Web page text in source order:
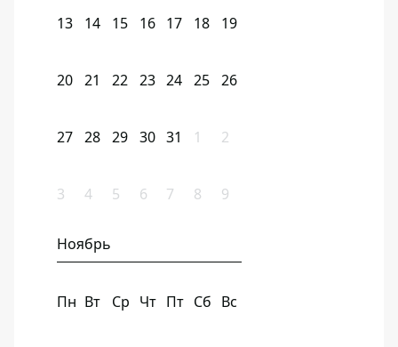
13 14 15 16 17 18 19
20 21 22 23 24 25 26
27 28 29 30 31 1 2
3 4 5 6 7 8 9
Ноябрь
Пн Вт Ср Чт Пт Сб Вс